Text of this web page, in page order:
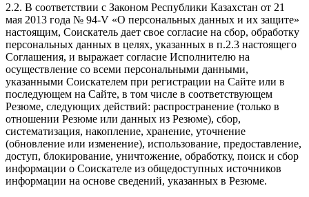
2.2. В соответствии с Законом Республики Казахстан от 21
мая 2013 года № 94-V «О персональных данных и их защите»
настоящим, Соискатель дает свое согласие на сбор, обработку
персональных данных в целях, указанных в п.2.3 настоящего
Соглашения, и выражает согласие Исполнителю на
осуществление со всеми персональными данными,
указанными Соискателем при регистрации на Сайте или в
последующем на Сайте, в том числе в соответствующем
Резюме, следующих действий: распространение (только в
отношении Резюме или данных из Резюме), сбор,
систематизация, накопление, хранение, уточнение
(обновление или изменение), использование, предоставление,
доступ, блокирование, уничтожение, обработку, поиск и сбор
информации о Соискателе из общедоступных источников
информации на основе сведений, указанных в Резюме.